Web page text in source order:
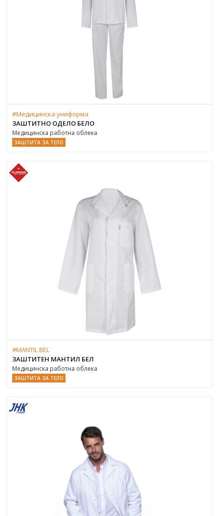
#Медицинска униформа
ЗАШТИТНО ОДЕЛО БЕЛО
Медицинска работна облека
ЗАШТИТА ЗА ТЕЛО
#MANTIL BEL
ЗАШТИТЕН МАНТИЛ БЕЛ
Медицинска работна облека
ЗАШТИТА ЗА ТЕЛО